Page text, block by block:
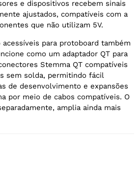
e dispositivos recebem sinais
ajustados, compatíveis com a
que não utilizam 5V.
acessíveis para protoboard também
como um adaptador QT para
Stemma QT compatíveis
sem solda, permitindo fácil
de desenvolvimento e expansões
por meio de cabos compatíveis. O
amplia ainda mais